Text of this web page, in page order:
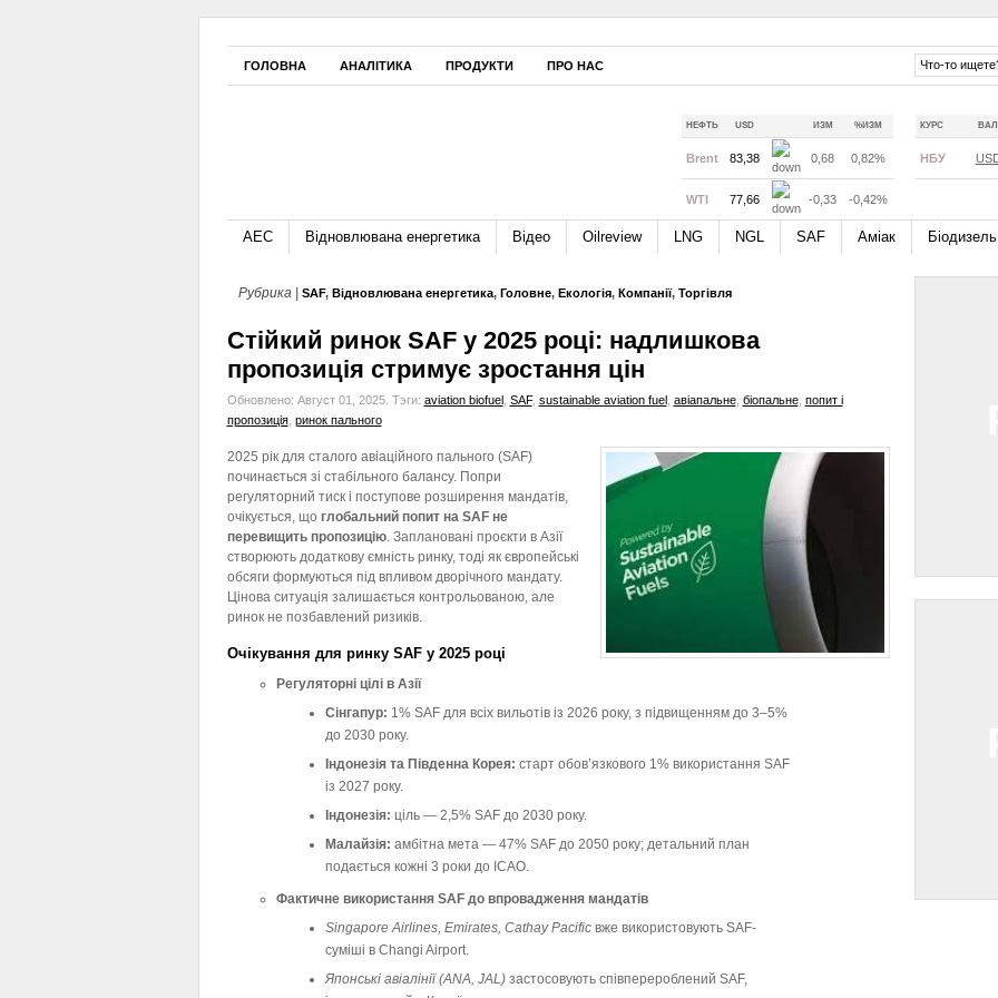
ГОЛОВНА АНАЛІТИКА ПРОДУКТИ ПРО НАС
КУРС ВАЛ
НБУ
НЕФТЬ USD ИЗМ %ИЗМ
Brent 83,38 0,68 0,82%
WTI 77,66 -0,33 -0,42%
АЕС Відновлювана енергетика Відео Oilreview LNG NGL SAF Аміак Біодизель
Рубрика | SAF, Відновлювана енергетика, Головне, Екологія, Компанії, Торгівля
Стійкий ринок SAF у 2025 році: надлишкова
пропозиція стримує зростання цін
Обновлено: Август 01, 2025. Тэги: aviation biofuel, SAF, sustainable aviation fuel, авіапальне, біопальне, попит і
пропозиція, ринок пального
2025 рік для сталого авіаційного пального (SAF)
починається зі стабільного балансу. Попри
регуляторний тиск і поступове розширення мандатів,
очікується, що глобальний попит на SAF не
перевищить пропозицію. Заплановані проєкти в Азії
створюють додаткову ємність ринку, тоді як європейські
обсяги формуються під впливом дворічного мандату.
Цінова ситуація залишається контрольованою, але
ринок не позбавлений ризиків.
Очікування для ринку SAF у 2025 році
Регуляторні цілі в Азії
Сінгапур: 1% SAF для всіх вильотів із 2026 року, з підвищенням до 3–5%
до 2030 року.
Індонезія та Південна Корея: старт обов’язкового 1% використання SAF
із 2027 року.
Індонезія: ціль — 2,5% SAF до 2030 року.
Малайзія: амбітна мета — 47% SAF до 2050 року; детальний план
подається кожні 3 роки до ICAO.
Фактичне використання SAF до впровадження мандатів
Singapore Airlines, Emirates, Cathay Pacificвже використовують SAF-
суміші в Changi Airport.
Японські авіалінії (ANA, JAL)застосовують співперероблений SAF,